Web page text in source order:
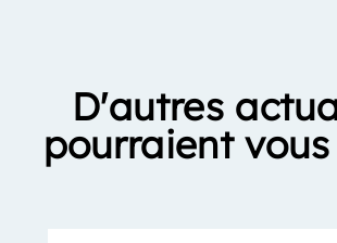
D'autres
pourraient